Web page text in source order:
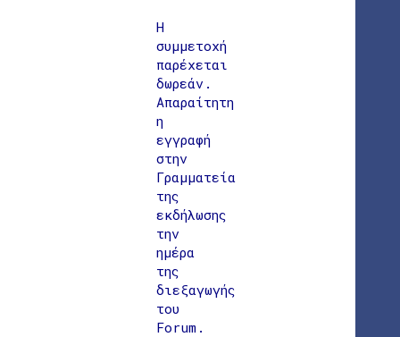
Η
συμμετοχή
παρέχεται
δωρεάν.
Απαραίτητη
η
εγγραφή
στην
Γραμματεία
της
εκδήλωσης
την
ημέρα
της
διεξαγωγής
του
Forum.